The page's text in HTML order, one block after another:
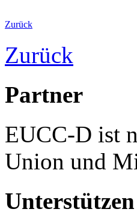
Zurück
Zurück
Partner
EUCC-D ist
Union und
Unterstützen